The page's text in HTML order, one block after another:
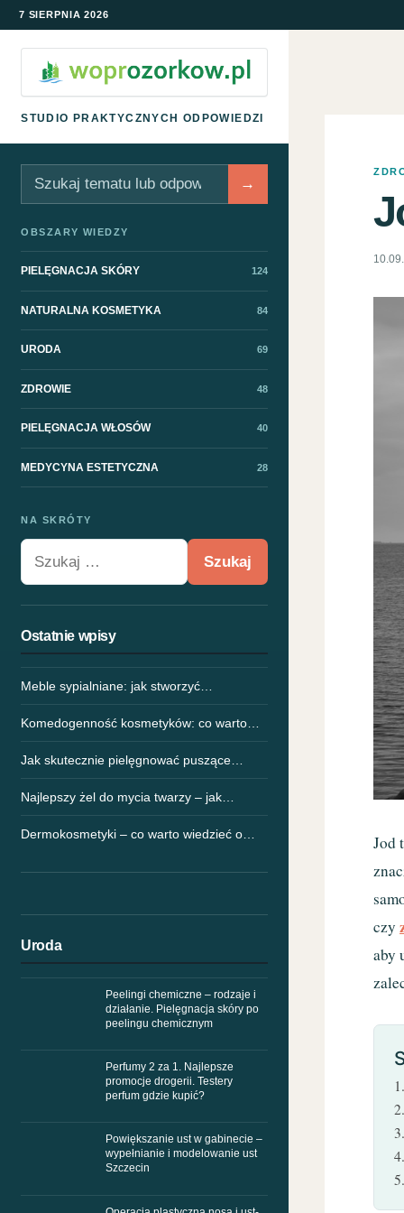
7 SIERPNIA 2026
STUDIO PRAKTYCZNYCH ODPOWIEDZI
Szukaj →
OBSZARY WIEDZY
PIELĘGNACJA SKÓRY 124
NATURALNA KOSMETYKA 84
URODA 69
ZDROWIE 48
PIELĘGNACJA WŁOSÓW 40
MEDYCYNA ESTETYCZNA 28
NA SKRÓTY
Ostatnie wpisy
Meble sypialniane: jak stworzyć…
Komedogenność kosmetyków: co warto…
Jak skutecznie pielęgnować puszące…
Najlepszy żel do mycia twarzy – jak…
Dermokosmetyki – co warto wiedzieć o…
Uroda
Peelingi chemiczne – rodzaje i
działanie. Pielęgnacja skóry po
peelingu chemicznym
Perfumy 2 za 1. Najlepsze
promocje drogerii. Testery
perfum gdzie kupić?
Powiększanie ust w gabinecie –
wypełnianie i modelowanie ust
Szczecin
Jod
czy
aby